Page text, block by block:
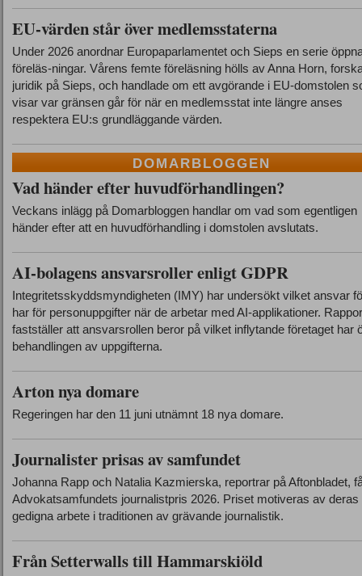
EU-värden står över medlemsstaterna
Under 2026 anordnar Europaparlamentet och Sieps en serie
föreläs-ningar. Vårens femte föreläsning hölls av Anna Horn,
juridik på Sieps, och handlade om ett avgörande i EU-domstolen
visar var gränsen går för när en medlemsstat inte längre anses
respektera EU:s grundläggande värden.
DOMARBLOGGEN
Vad händer efter huvudförhandlingen?
Veckans inlägg på Domarbloggen handlar om vad som egentligen
händer efter att en huvudförhandling i domstolen avslutats.
AI-bolagens ansvarsroller enligt GDPR
Integritetsskyddsmyndigheten (IMY) har undersökt vilket ansvar
har för personuppgifter när de arbetar med AI-applikationer.
fastställer att ansvarsrollen beror på vilket inflytande företaget har
behandlingen av uppgifterna.
Arton nya domare
Regeringen har den 11 juni utnämnt 18 nya domare.
Journalister prisas av samfundet
Johanna Rapp och Natalia Kazmierska, reportrar på Aftonbladet,
Advokatsamfundets journalistpris 2026. Priset motiveras av deras
gedigna arbete i traditionen av grävande journalistik.
Från Setterwalls till Hammarskiöld